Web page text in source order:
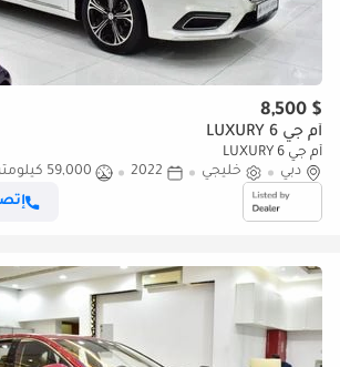
$ 8,500
أم جي 6 LUXURY
أم جي 6 LUXURY
دبي
خليجي 2022
59,000 كيلومتر